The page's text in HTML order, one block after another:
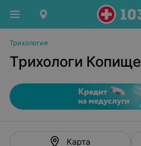
Трихология
Трихологи Копище
Карта